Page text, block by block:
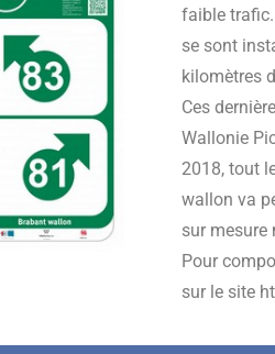
faible
se sont
kilomètres
Ces
Wallonie
2018, tout
wallon va
sur mesure
Pour
sur le site